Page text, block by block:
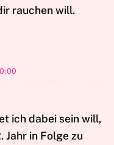
rauchen will.
ich dabei sein will,
Jahr in Folge zu